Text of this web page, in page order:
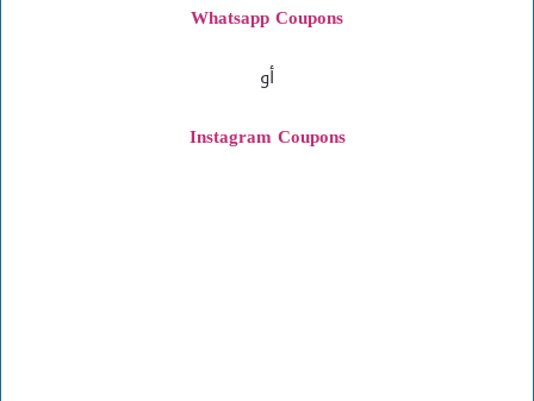
Whatsapp Coupons
أو
Coupons
Instagram